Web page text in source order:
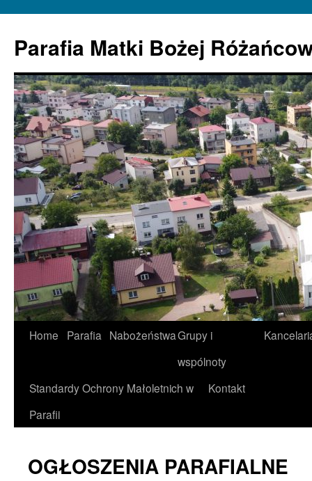
Parafia Matki Bożej
Home Parafia NabożeństwaGrupy i
wspólnoty
Standardy Ochrony Małoletnich w
Parafii
Kontakt
OGŁOSZENIA PARAFIALNE